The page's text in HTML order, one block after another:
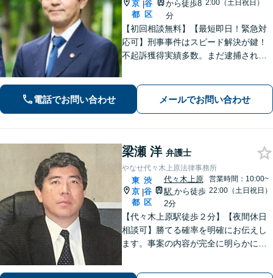
京
都
|谷
区
から徒歩8
分
2:00（土日祝日）
【初回相談無料】【最短即日！緊急対
応可】刑事事件はスピード解決が鍵！
不起訴獲得実績多数。まだ逮捕されて
で電話受付中！【恵比寿駅8分】【休
日・夜間対応】
電話でお問い合わせ メールでお問い合わせ
梁瀬 洋 弁護士
やなせ代々木上原法律事務所
東
京
都
|
渋
谷
区
代々木上原
駅 から徒歩
2分
営業時間：10:00~
22:00（土日祝日）
【代々木上原駅徒歩２分】【夜間休日
相談可】勝てる確率を明確にお伝えし
ます。事案の内容が完全に明らかにな